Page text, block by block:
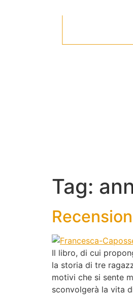
Tag:
Il libro, di cui
la storia di tre
motivi che si sente
sconvolgerà la vita